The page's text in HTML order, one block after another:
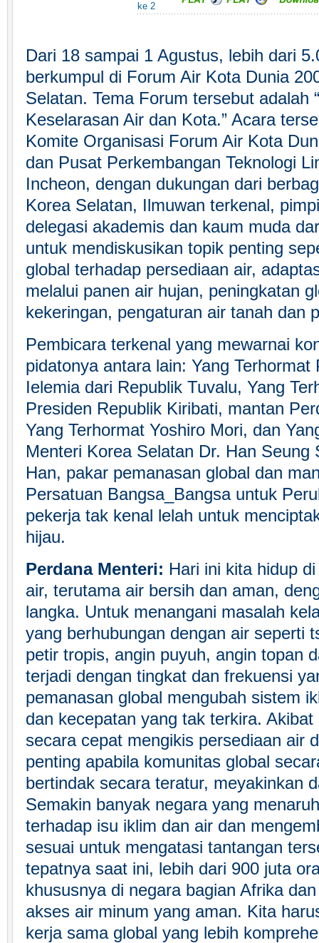
ke 2
Dari 18 sampai 1 Agustus, lebih dari
berkumpul di Forum Air Kota Dunia
Selatan. Tema Forum tersebut adalah
Keselarasan Air dan Kota.” Acara
Komite Organisasi Forum Air Kota
dan Pusat Perkembangan Teknologi
Incheon, dengan dukungan dari
Korea Selatan, Ilmuwan terkenal,
delegasi akademis dan kaum muda
untuk mendiskusikan topik penting
global terhadap persediaan air,
melalui panen air hujan, peningkatan
kekeringan, pengaturan air tanah dan
Pembicara terkenal yang mewarnai
pidatonya antara lain: Yang Terhormat
Ielemia dari Republik Tuvalu, Yang
Presiden Republik Kiribati, mantan
Yang Terhormat Yoshiro Mori, dan
Menteri Korea Selatan Dr. Han Seung
Han, pakar pemanasan global dan
Persatuan Bangsa_Bangsa untuk
pekerja tak kenal lelah untuk
hijau.
Perdana Menteri: Hari ini kita hidup
air, terutama air bersih dan aman,
langka. Untuk menangani masalah
yang berhubungan dengan air seperti
petir tropis, angin puyuh, angin topan
terjadi dengan tingkat dan frekuensi
pemanasan global mengubah sistem
dan kecepatan yang tak terkira.
secara cepat mengikis persediaan air
penting apabila komunitas global
bertindak secara teratur, meyakinkan
Semakin banyak negara yang
terhadap isu iklim dan air dan
sesuai untuk mengatasi tantangan
tepatnya saat ini, lebih dari 900 juta
khususnya di negara bagian Afrika
akses air minum yang aman. Kita
kerja sama global yang lebih